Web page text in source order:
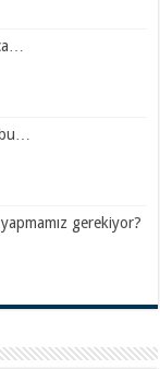
gerekiyor?